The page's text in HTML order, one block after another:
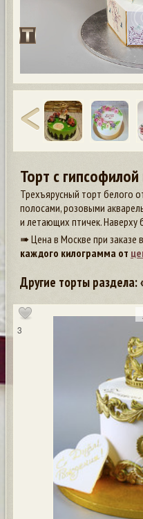
Торт с
Трехъярусный торт белого
полосами, розовыми
и летающих птичек. Наверху
➠ Цена в Москве при заказе
каждого килограмма от
Другие торты раздела:
3